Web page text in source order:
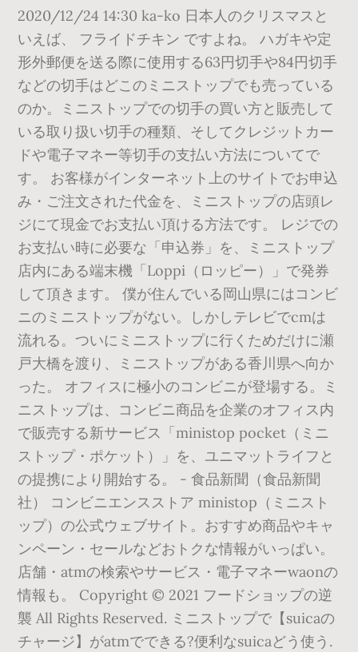
2020/12/24 14:30 ka-ko 日本人のクリスマスと
いえば、 フライドチキン ですよね。 ハガキや定
形外郵便を送る際に使用する63円切手や84円切手
などの切手はどこのミニストップでも売っている
のか。ミニストップでの切手の買い方と販売して
いる取り扱い切手の種類、そしてクレジットカー
ドや電子マネー等切手の支払い方法についてで
す。 お客様がインターネット上のサイトでお申込
み・ご注文された代金を、ミニストップの店頭レ
ジにて現金でお支払い頂ける方法です。 レジでの
お支払い時に必要な「申込券」を、ミニストップ
店内にある端末機「Loppi（ロッピー）」で発券
して頂きます。 僕が住んでいる岡山県にはコンビ
ニのミニストップがない。しかしテレビでcmは
流れる。ついにミニストップに行くためだけに瀬
戸大橋を渡り、ミニストップがある香川県へ向か
った。 オフィスに極小のコンビニが登場する。ミ
ニストップは、コンビニ商品を企業のオフィス内
で販売する新サービス「ministop pocket（ミニ
ストップ・ポケット）」を、ユニマットライフと
の提携により開始する。 - 食品新聞（食品新聞
社） コンビニエンスストア ministop（ミニスト
ップ）の公式ウェブサイト。おすすめ商品やキャ
ンペーン・セールなどおトクな情報がいっぱい。
店舗・atmの検索やサービス・電子マネーwaonの
情報も。 Copyright © 2021 フードショップの逆
襲 All Rights Reserved. ミニストップで【suicaの
チャージ】がatmでできる?便利なsuicaどう使う.